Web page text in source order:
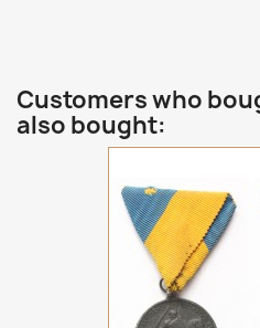
Customers who
also bought: